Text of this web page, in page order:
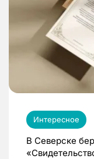
Интересное
В Северске